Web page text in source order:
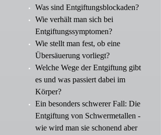
Was sind Entgiftungsblockaden?
Wie verhält man sich bei
Entgiftungssymptomen?
Wie stellt man fest, ob eine
Übersäuerung vorliegt?
Welche Wege der Entgiftung gibt
es und was passiert dabei im
Körper?
Ein besonders schwerer Fall: Die
Entgiftung von Schwermetallen -
wie wird man sie schonend aber